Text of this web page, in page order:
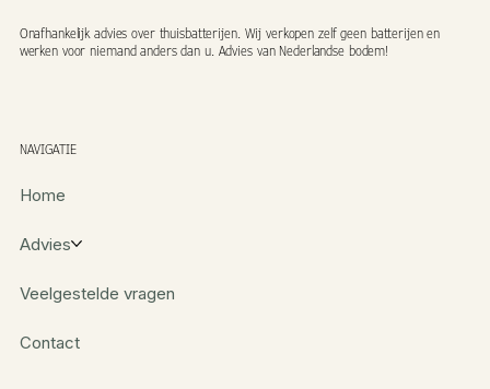
NAVIGATIE
Onafhankelijk advies over thuisbatterijen. Wij verkopen zelf geen batterijen en
werken voor niemand anders dan u. Advies van Nederlandse bodem!
Home
Advies
Veelgestelde vragen
Contact